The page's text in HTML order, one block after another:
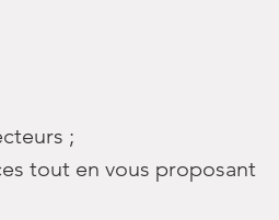
;
tout en vous proposant